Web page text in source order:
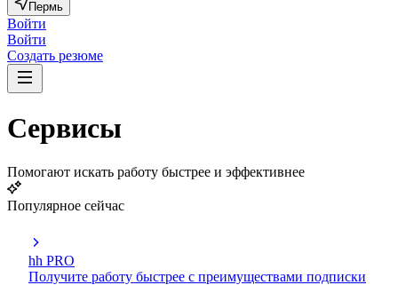
Пермь
Войти
Войти
Создать резюме
Сервисы
Помогают искать работу быстрее и эффективнее
Популярное сейчас
hh PRO
Получите работу быстрее с преимуществами подписки